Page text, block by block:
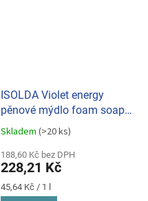
ISOLDA Violet energy
pěnové mýdlo foam soap 5
L
Průměrné
produktu
je
5,0
Skladem (>20 ks)
188,60 Kč bez DPH
228,21 Kč
Měrná
cena:
45,64 Kč / 1 l